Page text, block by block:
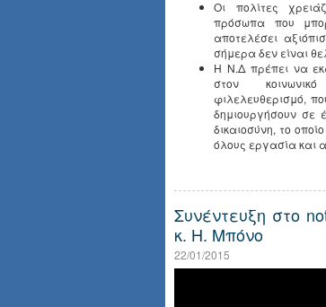
Οι πολίτες
πρόσωπα που
αποτελέσει
σήμερα δεν είναι
Η Ν.Δ πρέπει να
στον
φιλελευθερισμό,
δημιουργήσουν σε
δικαιοσύνη, το
όλους εργασία και
Συνέντευξη στο
κ. Η. Μπόνο
22/01/2015